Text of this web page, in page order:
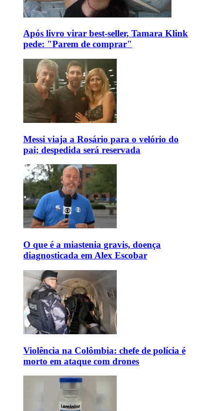
Após livro virar best-seller, Tamara Klink
pede: "Parem de comprar"
Messi viaja a Rosário para o velório do
pai; despedida será reservada
O que é a miastenia gravis, doença
diagnosticada em Alex Escobar
Violência na Colômbia: chefe de polícia é
morto em ataque com drones